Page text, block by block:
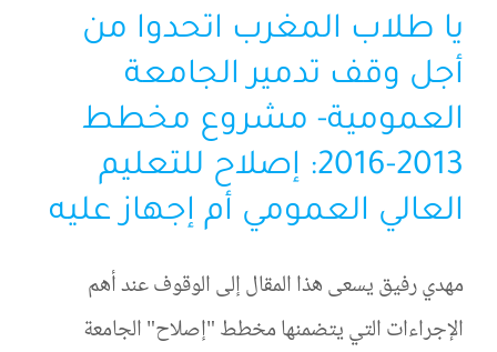
يا طلاب المغرب اتحدوا من
أجل وقف تدمير الجامعة
العمومية- مشروع مخطط
2013-2016: إصلاح للتعليم
العالي العمومي أم إجهاز عليه
مهدي رفيق يسعى هذا المقال إلى الوقوف عند أهم
الإجراءات التي يتضمنها مخطط "إصلاح" الجامعة